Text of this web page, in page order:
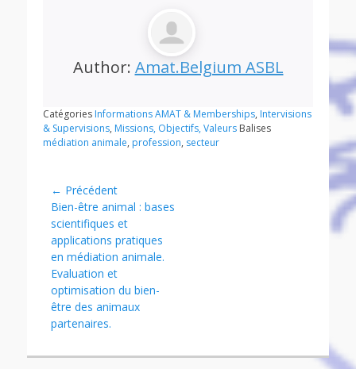
Author: Amat.Belgium ASBL
Catégories Informations AMAT & Memberships, Intervisions
& Supervisions, Missions, Objectifs, Valeurs Balises
médiation animale, profession, secteur
Navigation
de
l’article
← Précédent
Article
précédent :
Bien-être animal : bases
scientifiques et
applications pratiques
en médiation animale.
Evaluation et
optimisation du bien-
être des animaux
partenaires.